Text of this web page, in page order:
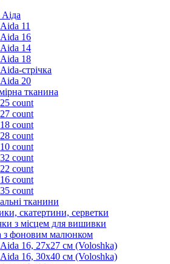
Aida 11
Aida 16
Aida 14
Aida 18
Aida-стрічка
Aida 20
тканина
25 count
27 count
18 count
28 count
10 count
32 count
22 count
16 count
35 count
тканини
скатертини, серветки
з місцем для вишивки
з фоновим малюнком
Aida 16, 27х27 см (Voloshka)
Aida 16, 30х40 см (Voloshka)